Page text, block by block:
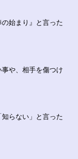
の始まり』と言った
や、相手を傷つけ
らない」と言った